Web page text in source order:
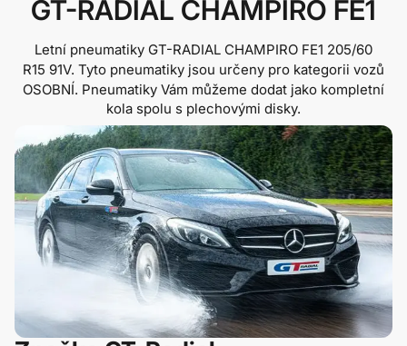
GT-RADIAL CHAMPIRO FE1
Letní pneumatiky GT-RADIAL CHAMPIRO FE1 205/60
R15 91V. Tyto pneumatiky jsou určeny pro kategorii vozů
OSOBNÍ. Pneumatiky Vám můžeme dodat jako kompletní
kola spolu s plechovými disky.